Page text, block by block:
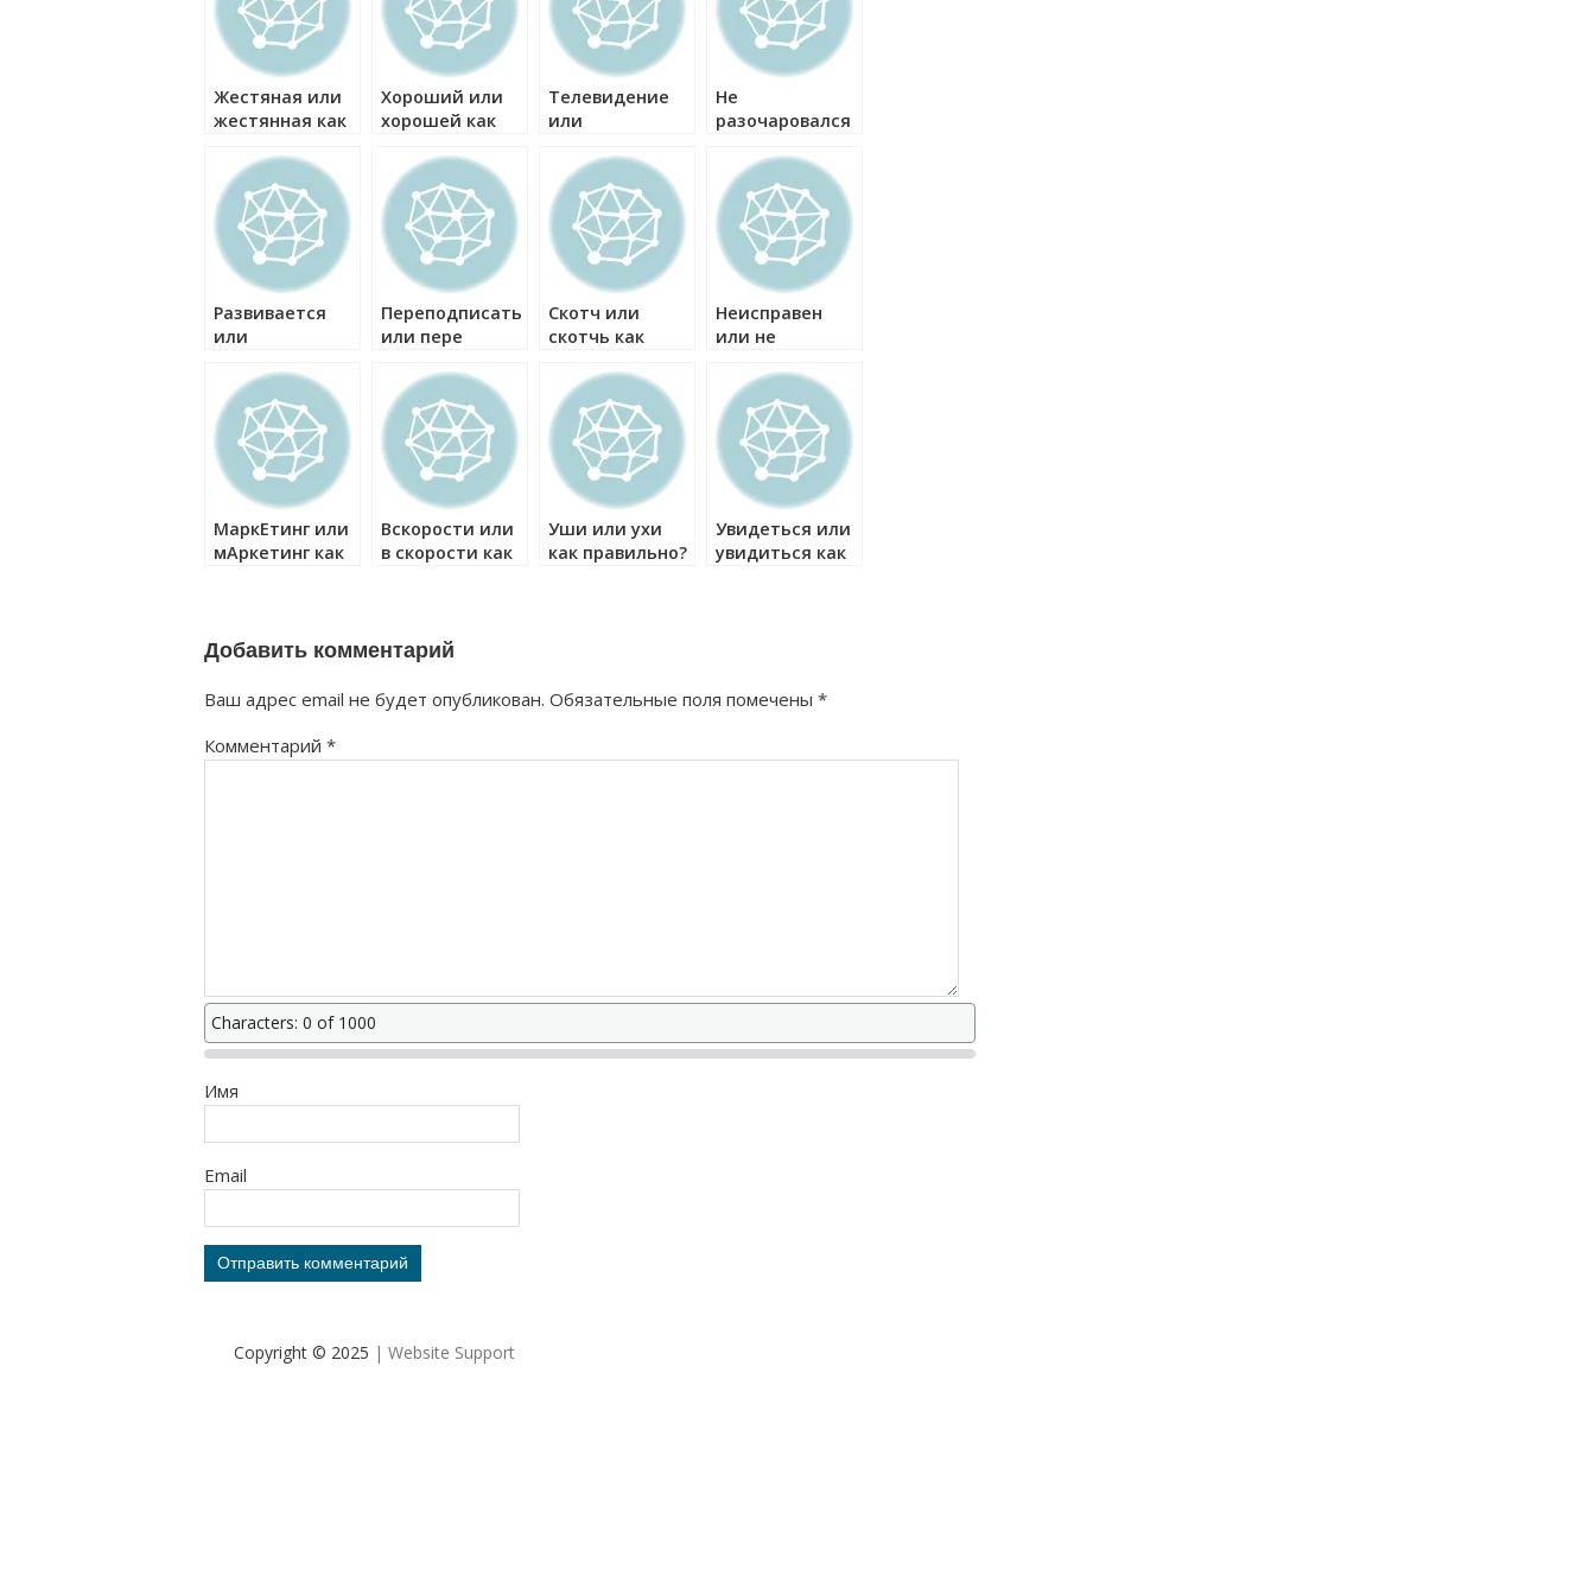
Жестяная или
жестянная как
Хороший или
хорошей как
Телевидение
или
как правильно?
Не
разочаровался
неразочаровался
как правильно?
Развивается
или
как правильно?
Переподписать
или пере
правильно?
Скотч или
скотчь как
Неисправен
или не
правильно?
МаркЕтинг или
мАркетинг как
Вскорости или
в скорости как
Уши или ухи
как правильно?
Увидеться или
увидиться как
Добавить комментарий
Ваш адрес email не будет опубликован. Обязательные поля помечены *
Комментарий *
Characters: 0 of 1000
Имя
Email
Copyright © 2025 | Website Support